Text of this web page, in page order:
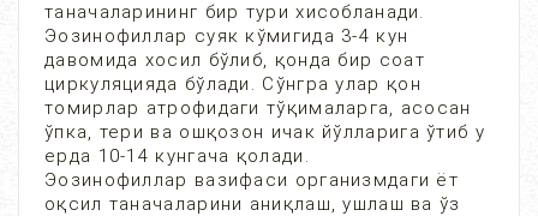
таначаларининг бир тури хисобланади.
Эозинофиллар суяк кўмигида 3-4 кун
давомида хосил бўлиб, қонда бир соат
циркуляцияда бўлади. Сўнгра улар қон
томирлар атрофидаги тўқималарга, асосан
ўпка, тери ва ошқозон ичак йўлларига ўтиб у
ерда 10-14 кунгача қолади.
Эозинофиллар вазифаси организмдаги ёт
оқсил таначаларини аниқлаш, ушлаш ва ўз